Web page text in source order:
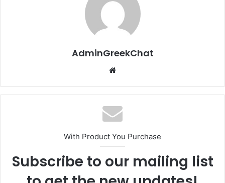
AdminGreekChat
With Product You Purchase
Subscribe to our mailing list